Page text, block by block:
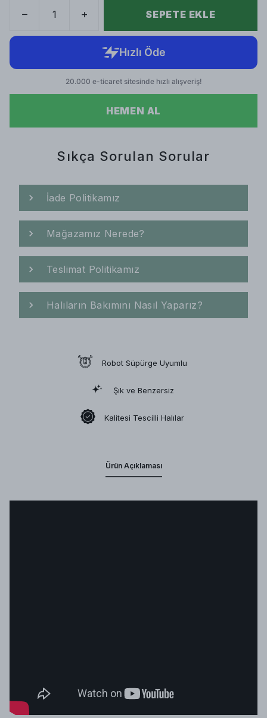
SEPETE EKLE
HEMEN AL
Sıkça Sorulan Sorular
İade Politikamız
Mağazamız Nerede?
Teslimat Politikamız
Halıların Bakımını Nasıl Yaparız?
Robot Süpürge Uyumlu
Şık ve Benzersiz
Kalitesi Tescilli Halılar
Ürün Açıklaması